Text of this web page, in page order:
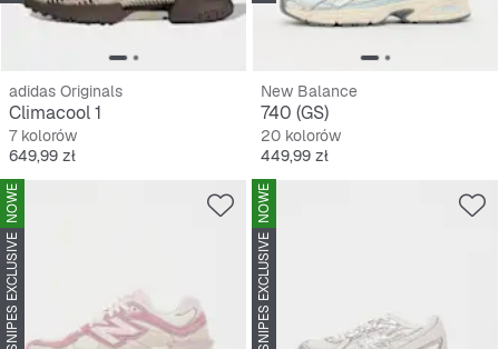
adidas Originals
Climacool 1
7 kolorów
Cena
649,99 zł
New Balance
740 (GS)
20 kolorów
Cena
449,99 zł
NOWE
SNIPES EXCLUSIVE
NOWE
SNIPES EXCLUSIVE